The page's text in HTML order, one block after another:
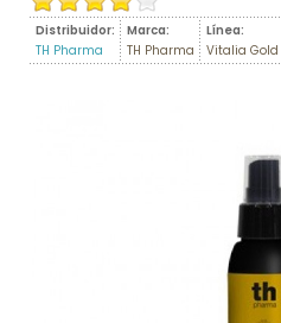
Distribuidor:
TH Pharma
Marca:
TH Pharma
Línea:
Vitalia Gold